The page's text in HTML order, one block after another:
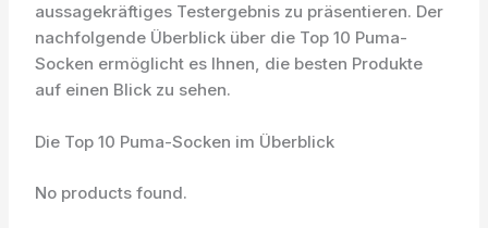
aussagekräftiges Testergebnis zu präsentieren. Der
nachfolgende Überblick über die Top 10 Puma-
Socken ermöglicht es Ihnen, die besten Produkte
auf einen Blick zu sehen.
Die Top 10 Puma-Socken im Überblick
No products found.